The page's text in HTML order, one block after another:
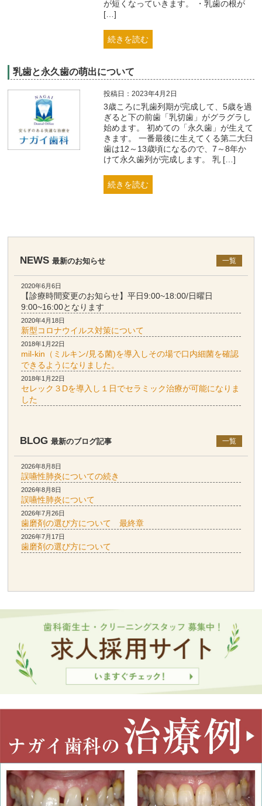
が短くなっていきます。 ・乳歯の根が
[…]
続きを読む
乳歯と永久歯の萌出について
投稿日：2023年4月2日
3歳ころに乳歯列期が完成して、5歳を過
ぎると下の前歯「乳切歯」がグラグラし
始めます。 初めての「永久歯」が生えて
きます。 一番最後に生えてくる第二大臼
歯は12～13歳頃になるので、7～8年か
けて永久歯列が完成します。 乳 […]
続きを読む
NEWS 最新のお知らせ 一覧
2020年6月6日
【診療時間変更のお知らせ】平日9:00~18:00/日曜日
9:00~16:00となります
2020年4月18日
新型コロナウイルス対策について
2018年1月22日
mil-kin（ミルキン/見る菌)を導入しその場で口内細菌を確認
できるようになりました。
2018年1月22日
セレック３Dを導入し１日でセラミック治療が可能になりま
した
BLOG 最新のブログ記事 一覧
2026年8月8日
誤嚥性肺炎についての続き
2026年8月8日
誤嚥性肺炎について
2026年7月26日
歯磨剤の選び方について 最終章
2026年7月17日
歯磨剤の選び方について